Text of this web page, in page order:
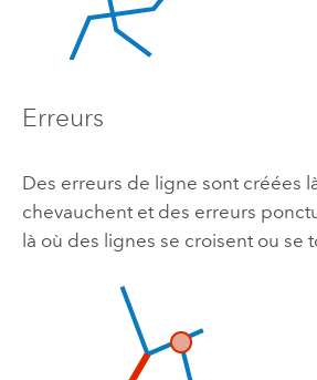
Erreurs
Des erreurs de ligne sont créées
chevauchent et des erreurs
là où des lignes se croisent ou se